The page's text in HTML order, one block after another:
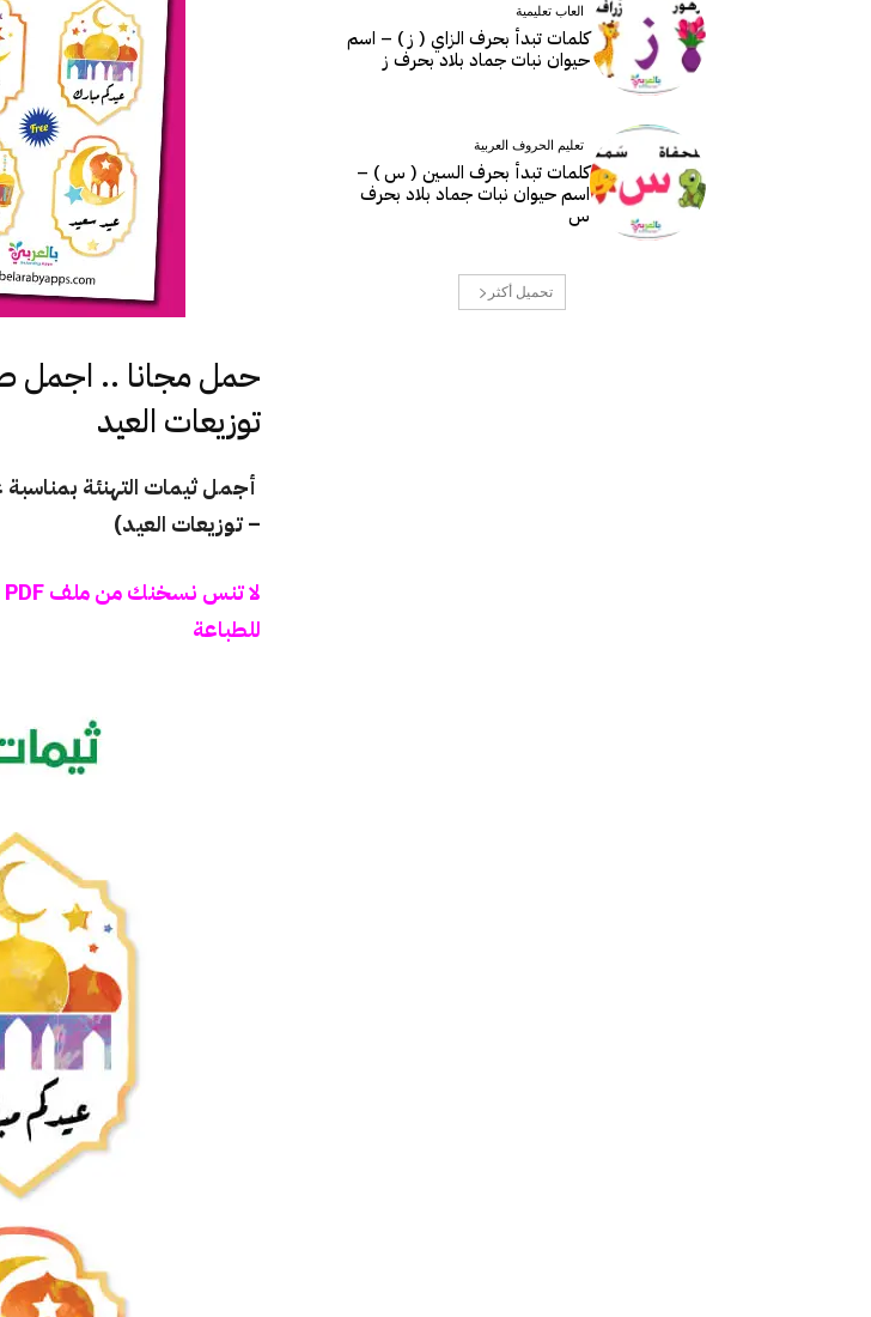
توزيعات العيد
– توزيعات العيد)
للطباعة
العاب تعليمية
كلمات تبدأ بحرف الزاي ( ز ) – اسم
حيوان نبات جماد بلاد بحرف ز
تعليم الحروف العربية
كلمات تبدأ بحرف السين ( س ) –
اسم حيوان نبات جماد بلاد بحرف
س
تحميل أكثر